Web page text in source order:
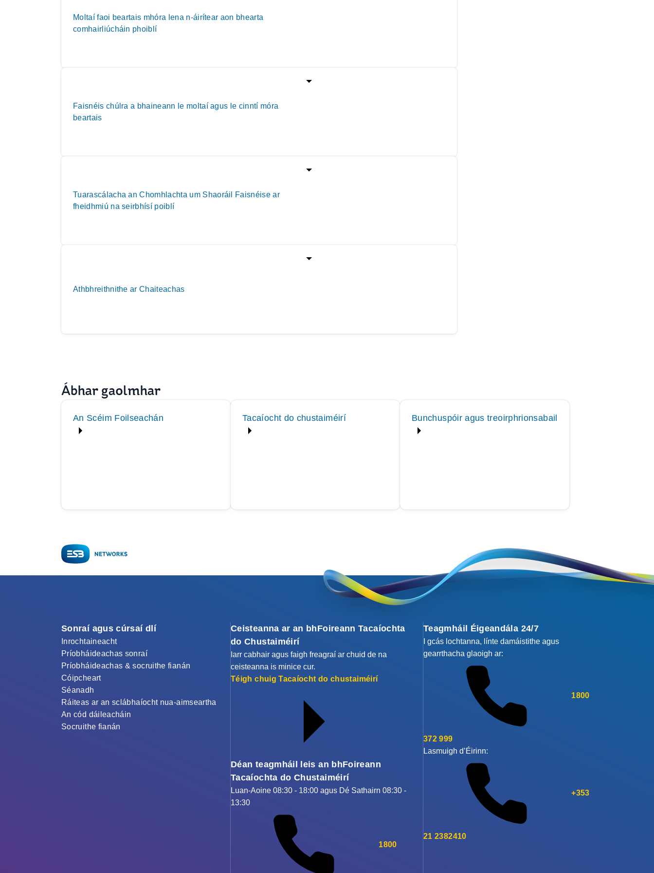
Moltaí faoi beartais mhóra lena n-áirítear aon bhearta
comhairliúcháin phoiblí
Faisnéis chúlra a bhaineann le moltaí agus le cinntí móra
beartais
Tuarascálacha an Chomhlachta um Shaoráil Faisnéise ar
fheidhmiú na seirbhísí poiblí
Athbhreithnithe ar Chaiteachas
Ábhar gaolmhar
An Scéim Foilseachán Tacaíocht do chustaiméirí Bunchuspóir agus treoirphrionsabail
Sonraí agus cúrsaí dlí
Inrochtaineacht
Príobháideachas sonraí
Príobháideachas & socruithe fianán
Cóipcheart
Séanadh
Ráiteas ar an sclábhaíocht nua-aimseartha
An cód dáileacháin
Socruithe fianán
Ceisteanna ar an bhFoireann Tacaíochta
do Chustaiméirí
Iarr cabhair agus faigh freagraí ar chuid de na
ceisteanna is minice cur.
Téigh chuig Tacaíocht do chustaiméirí
Déan teagmháil leis an bhFoireann
Tacaíochta do Chustaiméirí
Luan-Aoine 08:30 - 18:00 agus Dé Sathairn 08:30 -
13:30
1800
Teagmháil Éigeandála 24/7
I gcás lochtanna, línte damáistithe agus
gearrthacha glaoigh ar:
1800
372 999
Lasmuigh d’Éirinn:
+353
21 2382410